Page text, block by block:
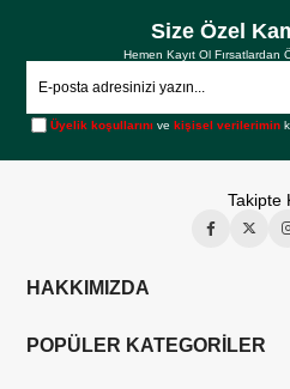
Size Özel
Hemen Kayıt Ol Fırsatlardan
Üyelik koşullarını vekişisel verilerimin
Takipte
HAKKIMIZDA
POPÜLER KATEGORİLER